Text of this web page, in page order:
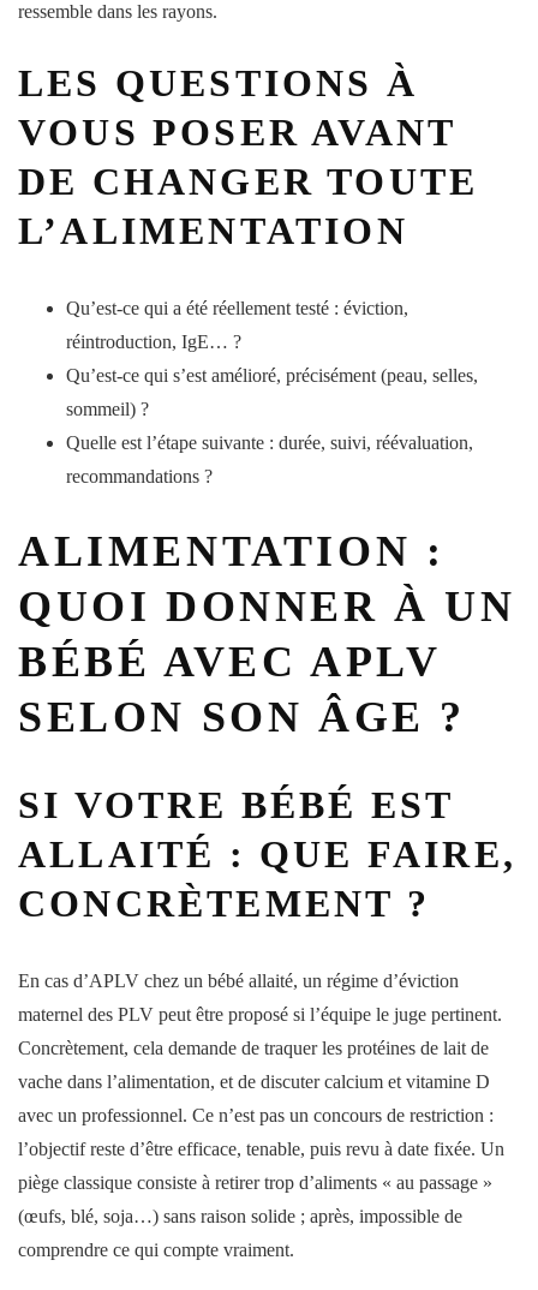
ressemble dans les rayons.
LES QUESTIONS À
VOUS POSER AVANT
DE CHANGER TOUTE
L’ALIMENTATION
Qu’est-ce qui a été réellement testé : éviction,
réintroduction, IgE… ?
Qu’est-ce qui s’est amélioré, précisément (peau, selles,
sommeil) ?
Quelle est l’étape suivante : durée, suivi, réévaluation,
recommandations ?
ALIMENTATION :
QUOI DONNER À UN
BÉBÉ AVEC APLV
SELON SON ÂGE ?
SI VOTRE BÉBÉ EST
ALLAITÉ : QUE FAIRE,
CONCRÈTEMENT ?
En cas d’APLV chez un bébé allaité, un régime d’éviction
maternel des PLV peut être proposé si l’équipe le juge pertinent.
Concrètement, cela demande de traquer les protéines de lait de
vache dans l’alimentation, et de discuter calcium et vitamine D
avec un professionnel. Ce n’est pas un concours de restriction :
l’objectif reste d’être efficace, tenable, puis revu à date fixée. Un
piège classique consiste à retirer trop d’aliments « au passage »
(œufs, blé, soja…) sans raison solide ; après, impossible de
comprendre ce qui compte vraiment.